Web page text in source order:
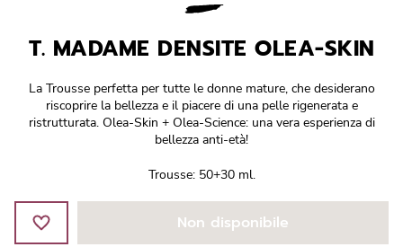
Réponse Délicate
Réponse Éclat
Réponse Cosmake-up
T. MADAME DENSITE OLEA-SKIN
La Trousse perfetta per tutte le donne mature, che desiderano
riscoprire la bellezza e il piacere di una pelle rigenerata e
ristrutturata. Olea-Skin + Olea-Science: una vera esperienza di
bellezza anti-età!
Trousse: 50+30 ml.
Non disponibile